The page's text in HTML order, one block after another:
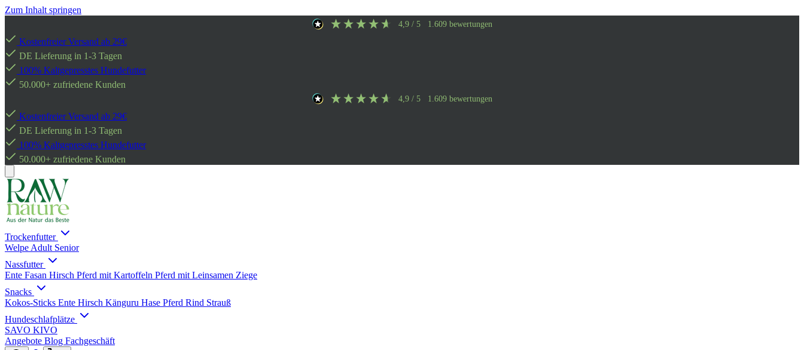
Zum Inhalt springen
4,9/ 5 1.609 bewertungen
Kostenfreier Versand ab 29€
DE Lieferung in 1-3 Tagen
100% Kaltgepresstes Hundefutter
50.000+ zufriedene Kunden
4,9/ 5 1.609 bewertungen
Kostenfreier Versand ab 29€
DE Lieferung in 1-3 Tagen
100% Kaltgepresstes Hundefutter
50.000+ zufriedene Kunden
Trockenfutter
Welpe Adult Senior
Nassfutter
Ente Fasan Hirsch Pferd mit Kartoffeln Pferd mit Leinsamen Ziege
Snacks
Kokos-Sticks Ente Hirsch Känguru Hase Pferd Rind Strauß
Hundeschlafplätze
SAVO KIVO
Angebote Blog Fachgeschäft